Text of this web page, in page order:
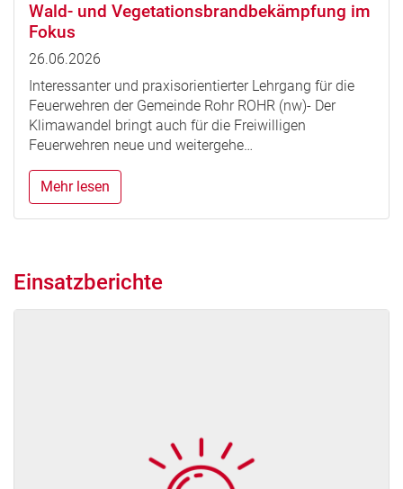
Wald- und Vegetationsbrandbekämpfung im
Fokus
26.06.2026
Interessanter und praxisorientierter Lehrgang für die
Feuerwehren der Gemeinde Rohr ROHR (nw)- Der
Klimawandel bringt auch für die Freiwilligen
Feuerwehren neue und weitergehe…
Mehr lesen
Einsatzberichte